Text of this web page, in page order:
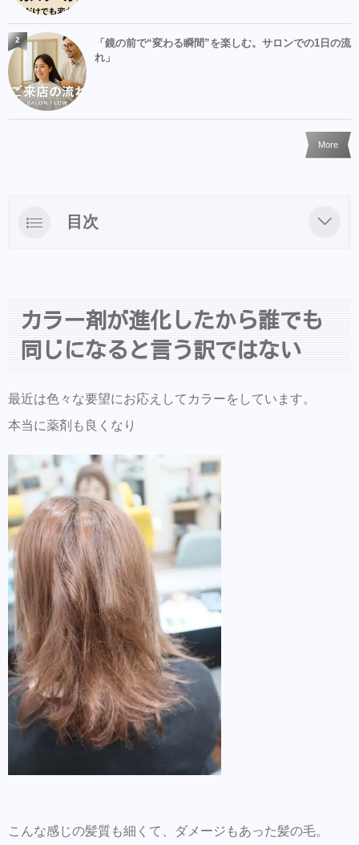
「鏡の前で“変わる瞬間”を楽しむ。サロンでの1日の流
れ」
2
More
目次
カラー用の服に着替えていつでもお待ちして
ますので是非カラーさせてください！
LINEでのご質問、ネット予約、出勤状況は
りました
ご来店前のカルテの事前登録が時短でオス
スメ！
美容師の方にはこちらもオススメ。SNSプ
ロモーション特化型美容師オンラインサロ
ン【Routine 】メンバー募集中
カラー剤が進化したから誰でも
同じになると言う訳ではない
最近は色々な要望にお応えしてカラーをしています。
本当に薬剤も良くなり
こんな感じの髪質も細くて、ダメージもあった髪の毛。